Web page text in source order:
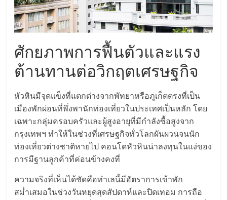
รวม
แฟ
รน
ไชส์
ขาย
แฟ
ศักยภาพการฟื้นตัวและแรง
ต้านทานต่อวิกฤตเศรษฐกิจ
หัวหินมีจุดแข็งที่แตกต่างจากพัทยาหรือภูเก็ตตรงที่เป็น
เมืองพักผ่อนที่พึ่งพานักท่องเที่ยวในประเทศเป็นหลัก โดย
เฉพาะกลุ่มครอบครัวและผู้สูงอายุที่มีกำลังซื้อสูงจาก
กรุงเทพฯ ทำให้ในช่วงที่เศรษฐกิจทั่วโลกผันผวนจนนัก
ท่องเที่ยวต่างชาติหายไป คอนโดหัวหินน่าลงทุนในแง่ของ
การมีฐานลูกค้าที่ค่อนข้างคงที่
ความจริงที่เห็นได้ชัดคือทำเลนี้มีอัตราการเข้าพัก
สม่ำเสมอในช่วงวันหยุดสุดสัปดาห์และปิดเทอม การถือ